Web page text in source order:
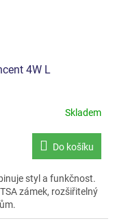
4W L
Skladem
Do košíku
styl a funkčnost.
zámek, rozšiřitelný